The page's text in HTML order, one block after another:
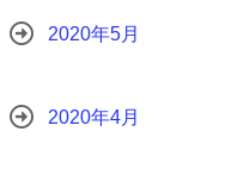
2020年5月
2020年4月